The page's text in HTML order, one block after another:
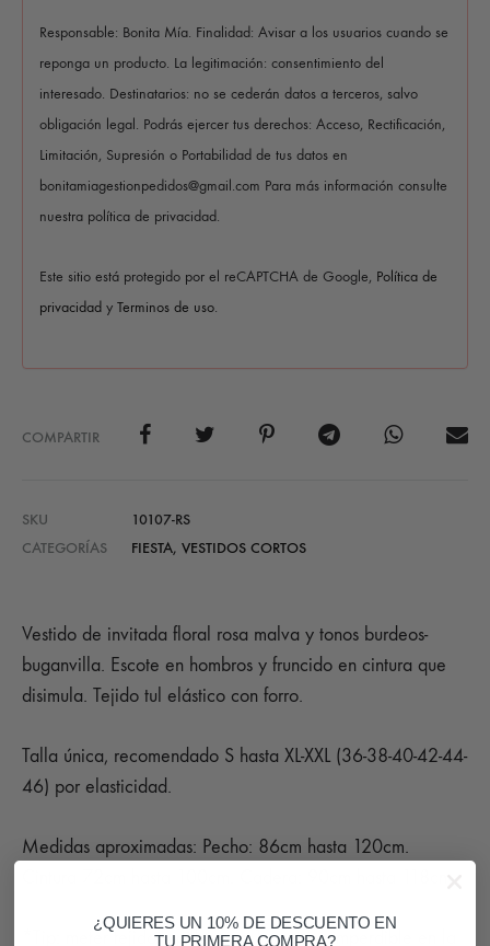
Responsable: Bonita Mía. Finalidad: Avisar a los usuarios cuando se
reponga un producto. La legitimación: consentimiento del
interesado. Destinatarios: no se cederán datos a terceros, salvo
obligación legal. Podrás ejercer tus derechos: Acceso, Rectificación,
Limitación, Supresión o Portabilidad de tus datos en
bonitamiagestionpedidos@gmail.com Para más información consulte
nuestra política de privacidad.
Este sitio está protegido por el reCAPTCHA de Google, Política de
privacidad y Terminos de uso.
COMPARTIR
SKU
10107-RS
CATEGORÍAS
FIESTA, VESTIDOS CORTOS
Vestido de invitada floral rosa malva y tonos burdeos-
buganvilla. Escote en hombros y fruncido en cintura que
disimula. Tejido tul elástico con forro.
Talla única, recomendado S hasta XL-XXL (36-38-40-42-44-
46) por elasticidad.
Medidas aproximadas: Pecho: 86cm hasta 120cm.
*Tip: meter tejido y pillar con 1 punto o imperdible en la
¿QUIERES UN 10% DE DESCUENTO EN
TU PRIMERA COMPRA?